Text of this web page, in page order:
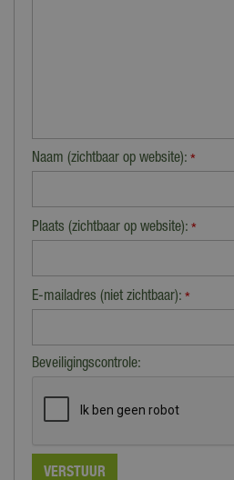
Naam (zichtbaar op website): *
Plaats (zichtbaar op website): *
E-mailadres (niet zichtbaar): *
Beveiligingscontrole: